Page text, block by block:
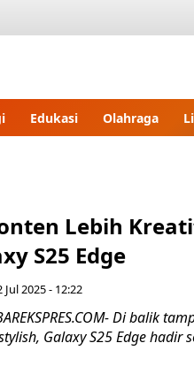
Edukasi Olahraga
Lebih
S25 Edge
Jul 2025 - 12:22
Di balik
Galaxy S25 Edge hadir